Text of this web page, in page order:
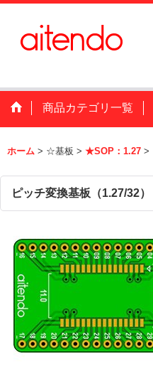
商品カテゴリ一覧
ホーム > ☆基板 > ★SOP：1.27 >
ピッチ変換基板（1.27/32）